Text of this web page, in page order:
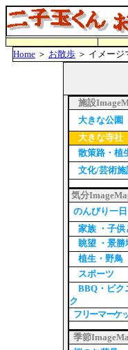
Home ＞ お散歩 ＞ イメージ
施設
大きな公園
大きな寺社
散策路・植
文化/芸術施
気分
のんびり一日
家族 ・子供
眺望 ・景勝
植生・野鳥
スポーツ
BBQ・ピク
ク
フリーマーケ
季節